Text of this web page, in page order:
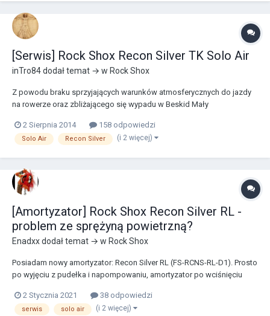
[Serwis] Rock Shox Recon Silver TK Solo Air
inTro84dodał temat → w Rock Shox
Z powodu braku sprzyjających warunków atmosferycznych do jazdy
na rowerze oraz zbliżającego się wypadu w Beskid Mały
Recon Silver TK Solo Air) oraz wymienić soczek (olej) na świeżutki. Był
to debiut zarówno mój, jak i amortyzatora. A...
2 Sierpnia 2014 158 odpowiedzi
Solo Air Recon Silver (i 2 więcej)
[Amortyzator] Rock Shox Recon Silver RL -
problem ze sprężyną powietrzną?
Enadxxdodał temat → w Rock Shox
Posiadam nowy amortyzator: Recon Silver RL (FS-RCNS-RL-D1). Prosto
po wyjęciu z pudełka i napompowaniu, amortyzator po wciśnięciu
wyciągnąć z goleni. Dzięki wskazówkom pomocnych ludzi z innego
forum (pozdrawiam @Accent_Szaj...
2 Stycznia 2021 38 odpowiedzi
serwis solo air (i 2 więcej)